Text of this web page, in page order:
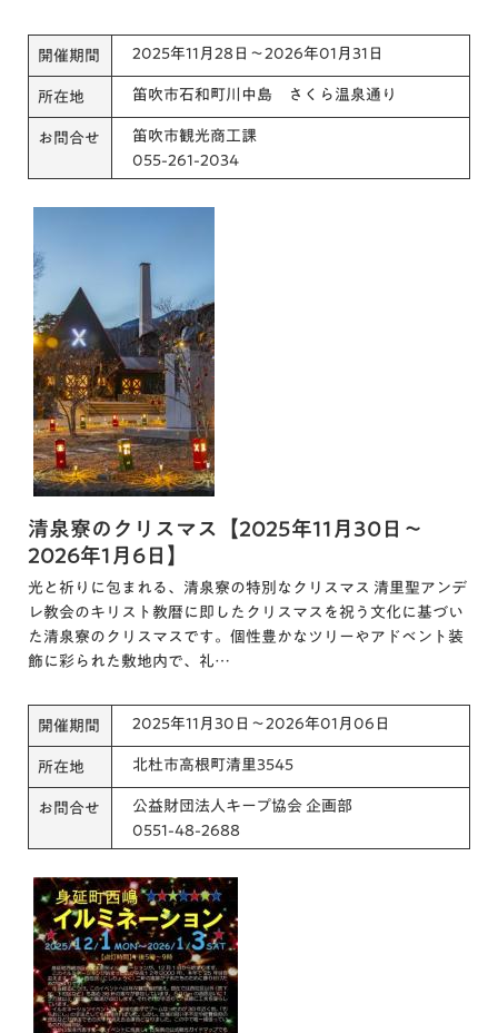
開催期間 2025年11月28日～2026年01月31日
所在地 笛吹市石和町川中島 さくら温泉通り
お問合せ
笛吹市観光商工課
055-261-2034
清泉寮のクリスマス【2025年11月30日～
2026年1月6日】
光と祈りに包まれる、清泉寮の特別なクリスマス 清里聖アンデ
レ教会のキリスト教暦に即したクリスマスを祝う文化に基づい
た清泉寮のクリスマスです。個性豊かなツリーやアドベント装
飾に彩られた敷地内で、礼…
開催期間 2025年11月30日～2026年01月06日
所在地 北杜市高根町清里3545
お問合せ
公益財団法人キープ協会 企画部
0551-48-2688